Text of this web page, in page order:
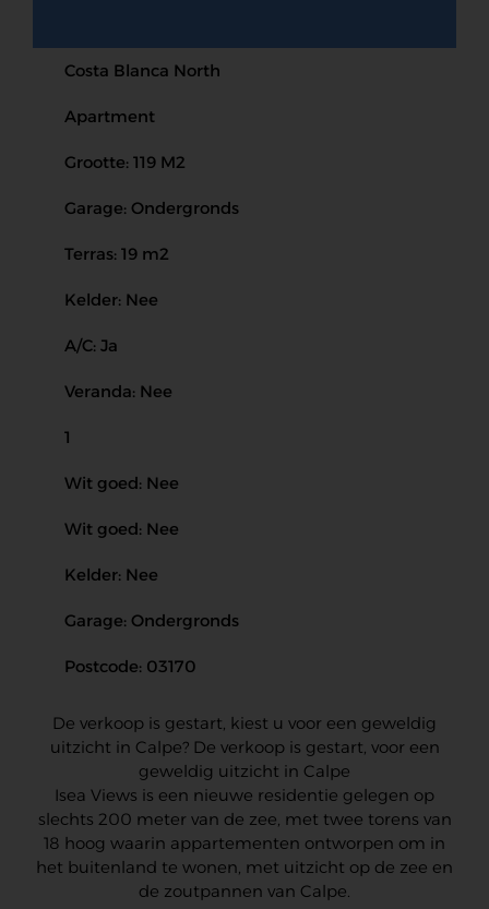
Costa Blanca North
Apartment
Grootte: 119 M2
Garage: Ondergronds
Terras: 19 m2
Kelder: Nee
A/C: Ja
Veranda: Nee
1
Wit goed: Nee
Wit goed: Nee
Kelder: Nee
Garage: Ondergronds
Postcode: 03170
De verkoop is gestart, kiest u voor een geweldig
uitzicht in Calpe? De verkoop is gestart, voor een
geweldig uitzicht in Calpe
Isea Views is een nieuwe residentie gelegen op
slechts 200 meter van de zee, met twee torens van
18 hoog waarin appartementen ontworpen om in
het buitenland te wonen, met uitzicht op de zee en
de zoutpannen van Calpe.